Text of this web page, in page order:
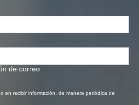
de correo
en recibir información, de manera periódica de